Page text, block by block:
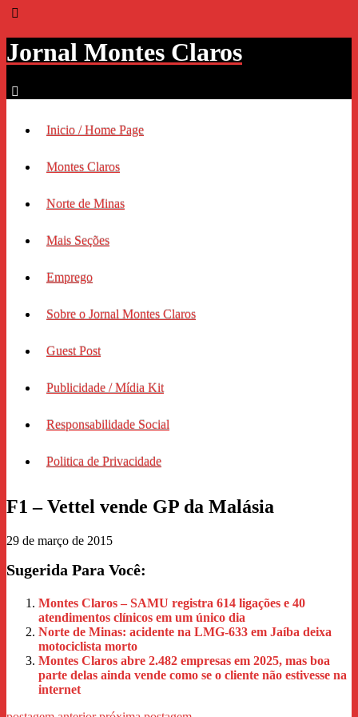
Jornal Montes Claros
Inicio / Home Page
Montes Claros
Norte de Minas
Mais Seções
Emprego
Sobre o Jornal Montes Claros
Guest Post
Publicidade / Mídia Kit
Responsabilidade Social
Politica de Privacidade
F1 – Vettel vende GP da Malásia
29 de março de 2015
Sugerida Para Você:
Montes Claros – SAMU registra 614 ligações e 40
atendimentos clínicos em um único dia
Norte de Minas: acidente na LMG-633 em Jaíba deixa
motociclista morto
Montes Claros abre 2.482 empresas em 2025, mas boa
parte delas ainda vende como se o cliente não estivesse na
internet